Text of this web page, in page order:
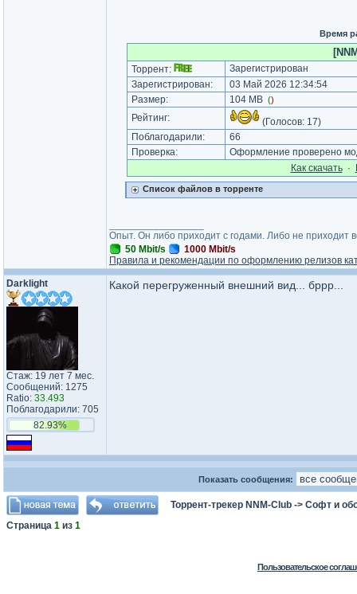
Время
Торрент:
Зарегистрирован
Зарегистрирован:
03 Май 2026 12:34:54
Размер:
104 MB ()
Рейтинг: (Голосов: 17)
Поблагодарили:
66
Проверка:
Оформление проверено
Как cкачать·
Список файлов в торренте
Опыт. Он либо приходит с годами. Либо не приходит
50 Mbit/s
1000 Mbit/s
Правила и рекомендации по оформлению релизов
Darklight
Стаж: 19 лет 7 мес.
Сообщений: 1275
Ratio: 33.493
Поблагодарили: 705
82.93%
Какой перегруженный внешний вид... бррр...
Показать сообщения:
Торрент-трекер NNM-Club -> Софт и
Страница 1 из 1
Пользовательское